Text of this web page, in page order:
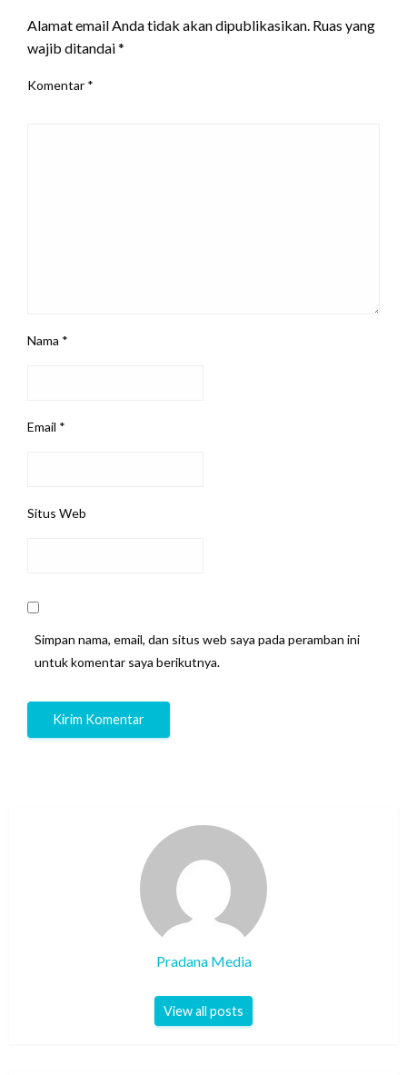
Alamat email Anda tidak akan dipublikasikan. Ruas yang
wajib ditandai*
Komentar *
Nama *
Email *
Situs Web
Simpan nama, email, dan situs web saya pada peramban ini
untuk komentar saya berikutnya.
Pradana Media
View all posts